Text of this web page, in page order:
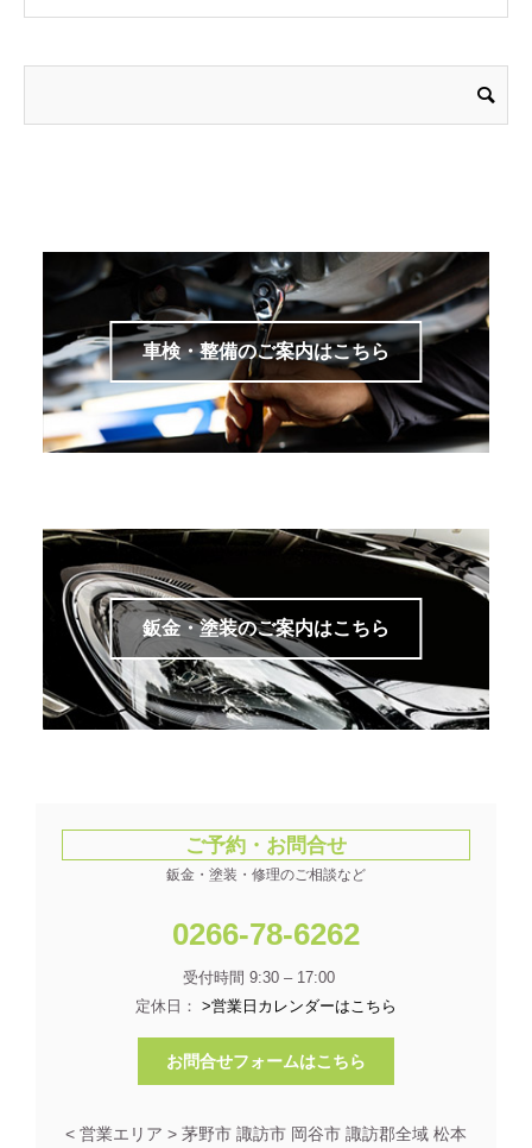
車検・整備のご案内はこちら
鈑金・塗装のご案内はこちら
ご予約・お問合せ
鈑金・塗装・修理のご相談など
0266-78-6262
受付時間 9:30 – 17:00
定休日： >営業日カレンダーはこちら
お問合せフォームはこちら
< 営業エリア > 茅野市 諏訪市 岡谷市 諏訪郡全域 松本